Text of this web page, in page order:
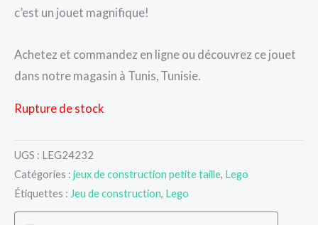
c’est un jouet magnifique!
Achetez et commandez en ligne ou découvrez ce jouet
dans notre magasin à Tunis, Tunisie.
Rupture de stock
UGS : LEG24232
Catégories : jeux de construction petite taille, Lego
Étiquettes : Jeu de construction, Lego